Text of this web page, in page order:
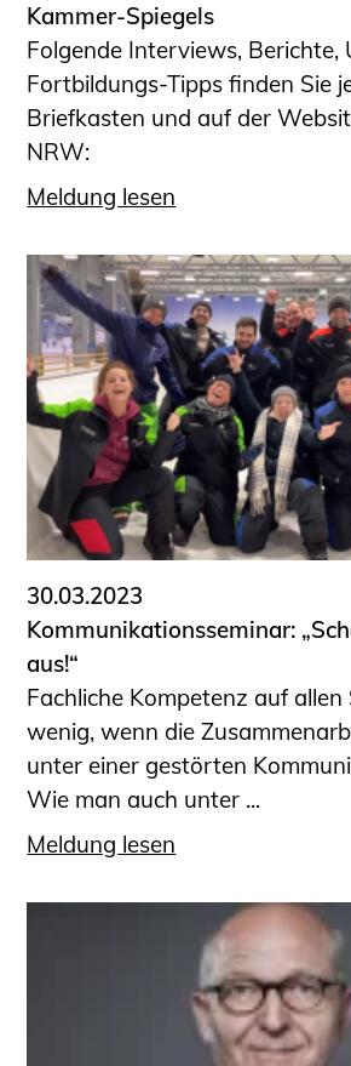
Kammer-Spiegels
Folgende Interviews, Berichte,
Fortbildungs-Tipps finden Sie
Briefkasten und auf der
NRW:
Meldung lesen
30.03.2023
Kommunikationsseminar:
aus!“
Fachliche Kompetenz auf
wenig, wenn die
unter einer gestörten
Wie man auch unter ...
Meldung lesen